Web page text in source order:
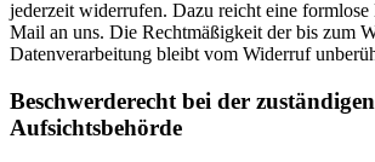
jederzeit widerrufen. Dazu reicht eine
Mail an uns. Die Rechtmäßigkeit der bis zum
Datenverarbeitung bleibt vom Widerruf
Beschwerderecht bei der zuständigen
Aufsichtsbehörde